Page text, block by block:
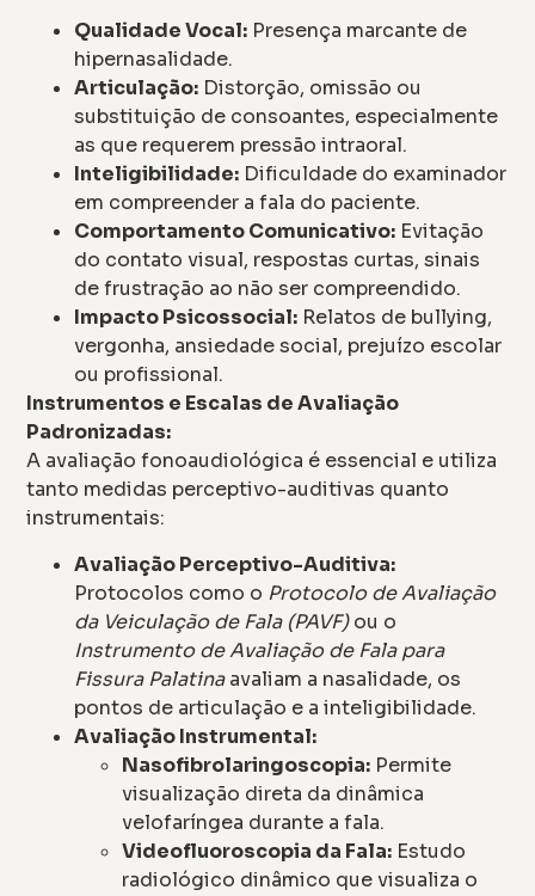
Qualidade Vocal: Presença marcante de
hipernasalidade.
Articulação: Distorção, omissão ou
substituição de consoantes, especialmente
as que requerem pressão intraoral.
Inteligibilidade: Dificuldade do examinador
em compreender a fala do paciente.
Comportamento Comunicativo: Evitação
do contato visual, respostas curtas, sinais
de frustração ao não ser compreendido.
Impacto Psicossocial: Relatos de bullying,
vergonha, ansiedade social, prejuízo escolar
ou profissional.
Instrumentos e Escalas de Avaliação
Padronizadas:
A avaliação fonoaudiológica é essencial e utiliza
tanto medidas perceptivo-auditivas quanto
instrumentais:
Avaliação Perceptivo-Auditiva:
Protocolos como o Protocolo de Avaliação
da Veiculação de Fala (PAVF)ou o
Instrumento de Avaliação de Fala para
Fissura Palatinaavaliam a nasalidade, os
pontos de articulação e a inteligibilidade.
Avaliação Instrumental:
Nasofibrolaringoscopia: Permite
visualização direta da dinâmica
velofaríngea durante a fala.
Videofluoroscopia da Fala: Estudo
radiológico dinâmico que visualiza o